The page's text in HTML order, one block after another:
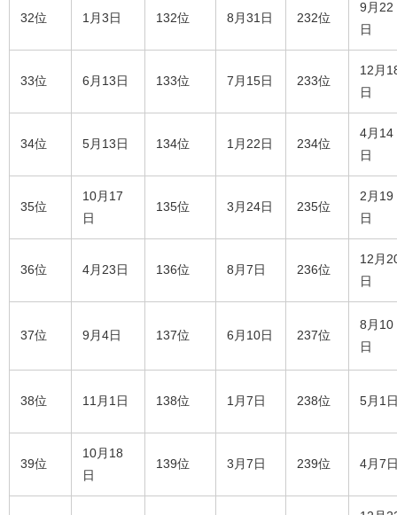
32位 1月3日 132位 8月31日 232位
9月22
日
33位 6月13日 133位 7月15日 233位
12月
日
34位 5月13日 134位 1月22日 234位
4月14
日
35位
10月17
日
135位 3月24日 235位
2月19
日
36位 4月23日 136位 8月7日 236位
12月
日
37位 9月4日 137位 6月10日 237位
8月10
日
38位 11月1日 138位 1月7日 238位 5月1
39位
10月18
日
139位 3月7日 239位 4月7